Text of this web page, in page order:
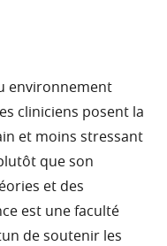
environnement
cliniciens posent la
et moins stressant
que son
et des
est une faculté
de soutenir les